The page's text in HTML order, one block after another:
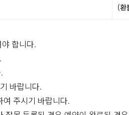
(환
합니다.
바랍니다.
주시기 바랍니다.